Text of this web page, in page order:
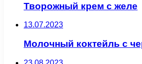
Творожный крем с желе
13.07.2023
Молочный коктейль с